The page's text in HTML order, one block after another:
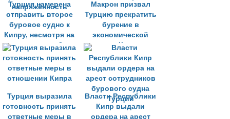
Турция намерена
отправить второе
буровое судно к
Кипру, несмотря на
призывы ослабить
напряжённость
Макрон призвал
Турцию прекратить
бурение в
экономической
зоне Кипра
Турция выразила
готовность принять
ответные меры в
Власти Республики
Кипр выдали
ордера на арест